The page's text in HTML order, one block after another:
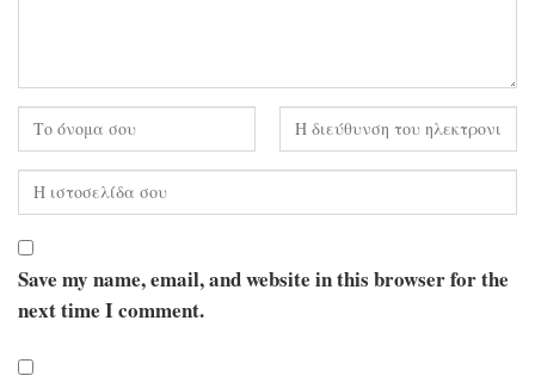
Save my name, email, and website in this browser for the
next time I comment.